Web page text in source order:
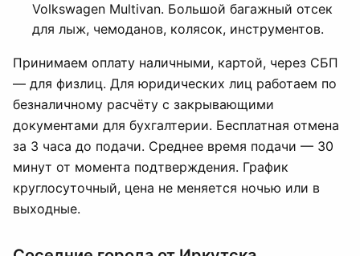
Volkswagen Multivan. Большой багажный отсек
для лыж, чемоданов, колясок, инструментов.
Принимаем оплату наличными, картой, через СБП
— для физлиц. Для юридических лиц работаем по
безналичному расчёту с закрывающими
документами для бухгалтерии. Бесплатная отмена
за 3 часа до подачи. Среднее время подачи — 30
минут от момента подтверждения. График
круглосуточный, цена не меняется ночью или в
выходные.